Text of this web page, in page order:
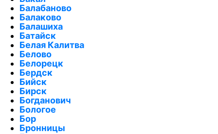
Балабаново
Балаково
Балашиха
Батайск
Белая Калитва
Белово
Белорецк
Бердск
Бийск
Бирск
Богданович
Бологое
Бор
Бронницы